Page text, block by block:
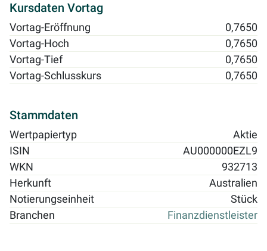
Kursdaten Vortag
Vortag-Eröffnung
0,7650
Vortag-Hoch
0,7650
Vortag-Tief
0,7650
Vortag-Schlusskurs
0,7650
Stammdaten
Wertpapiertyp
Aktie
ISIN
AU000000EZL9
WKN
932713
Herkunft
Australien
Notierungseinheit
Stück
Branchen
Finanzdienstleister